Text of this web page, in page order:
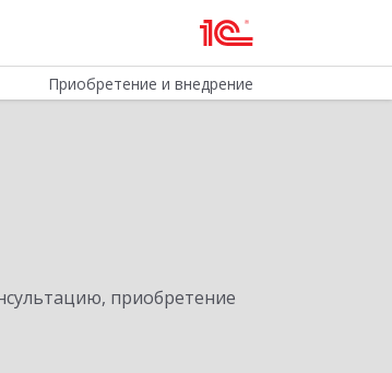
Приобретение и внедрение
приобретение